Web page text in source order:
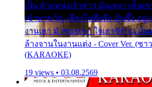
เป็น ตำแหน่งเจ้าสาว มันเหงา เห็น
เข้าพาขวัญ เสียงโห่ตึงตึง มันซึ้ง อยู่
งานเฮา มัวซอยเขา ใจเฮาซิด้าน มั
ล้างจานในงานแต่ง - Cover Ver. (ซ
(KARAOKE)
19 views • 03.08.2569